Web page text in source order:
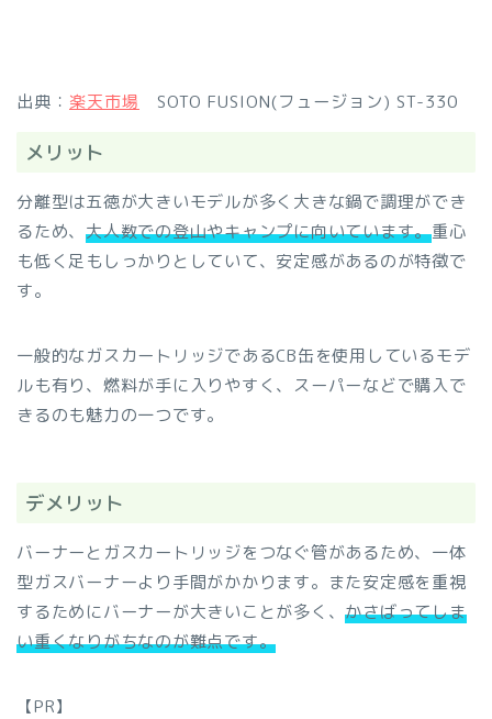
出典： 楽天市場 SOTO FUSION(フュージョン) ST-330
メリット
分離型は五徳が大きいモデルが多く大きな鍋で調理ができ
るため、大人数での登山やキャンプに向いています。重心
も低く足もしっかりとしていて、安定感があるのが特徴で
す。
一般的なガスカートリッジであるCB缶を使用しているモデ
ルも有り、燃料が手に入りやすく、スーパーなどで購入で
きるのも魅力の一つです。
デメリット
バーナーとガスカートリッジをつなぐ管があるため、一体
型ガスバーナーより手間がかかります。また安定感を重視
するためにバーナーが大きいことが多く、かさばってしま
い重くなりがちなのが難点です。
【PR】